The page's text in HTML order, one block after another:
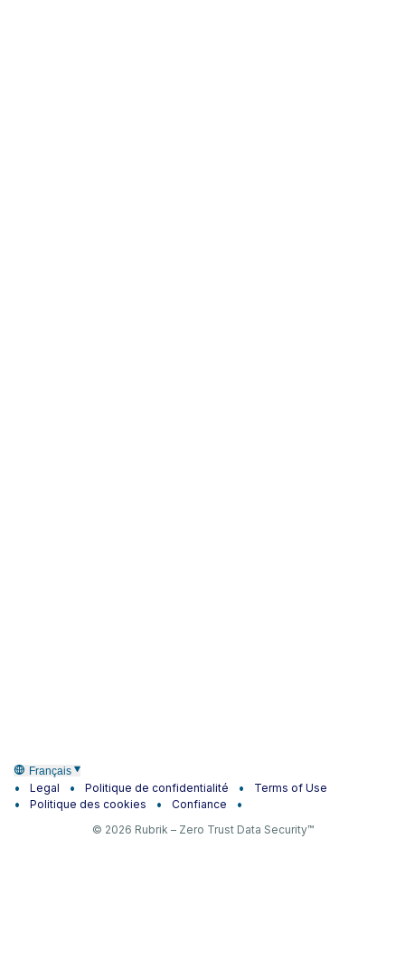
Français
Legal Politique de confidentialité
Terms of Use
Politique des cookies
Confiance
© 2026 Rubrik – Zero Trust Data Security™